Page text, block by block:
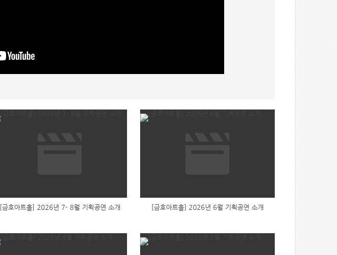
[금호아트홀] 2026년 7- 8월 기획공연 소개 [금호아트홀] 2026년 6월 기획공연 소개